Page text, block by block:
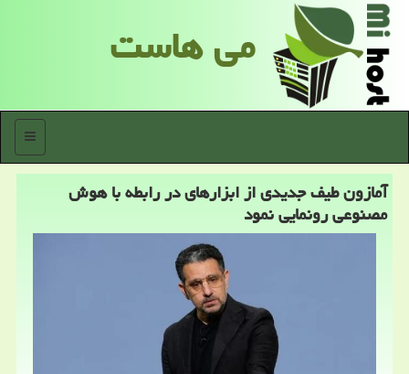
می هاست
منو
آمازون طیف جدیدی از ابزارهای در رابطه با هوش
مصنوعی رونمایی نمود